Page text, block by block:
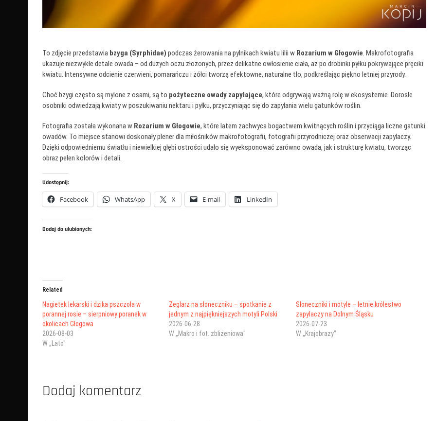
To zdjęcie przedstawia bzyga (Syrphidae) podczas żerowania na pylnikach kwiatu lilii w Rozarium w Głogowie. Makrofotografia
ukazuje niezwykłe detale owada – od dużych oczu złożonych, przez delikatne owłosienie ciała, aż po drobinki pyłku pokrywające pręciki
kwiatu. Intensywne odcienie czerwieni, pomarańczu i żółci tworzą efektowne, naturalne tło, podkreślając piękno letniej przyrody.
Choć bzygi często są mylone z osami, są to pożyteczne owady zapylające, które odgrywają ważną rolę w ekosystemie. Dorosłe
osobniki odwiedzają kwiaty w poszukiwaniu nektaru i pyłku, przyczyniając się do zapylania wielu gatunków roślin.
Fotografia została wykonana w Rozarium w Głogowie, które latem zachwyca bogactwem kwitnących roślin i przyciąga liczne gatunki
owadów. To miejsce stanowi doskonały plener dla miłośników makrofotografii, fotografii przyrodniczej oraz obserwacji zapylaczy.
Dzięki odpowiedniemu światłu i niewielkiej głębi ostrości udało się wyeksponować zarówno owada, jak i strukturę kwiatu, tworząc
obraz pełen kolorów i detali.
Udostępnij:
Facebook WhatsApp X E-mail LinkedIn
Dodaj do ulubionych:
Related
Nagietek lekarski i dzika pszczoła w
porannej rosie – sierpniowy poranek w
okolicach Głogowa
2026-08-03
W „Lato"
Żeglarz na słoneczniku – spotkanie z
jednym z najpiękniejszych motyli Polski
2026-06-28
W „Makro i fot. zbliżeniowa"
Słoneczniki i motyle – letnie królestwo
zapylaczy na Dolnym Śląsku
2026-07-23
W „Krajobrazy"
Dodaj komentarz